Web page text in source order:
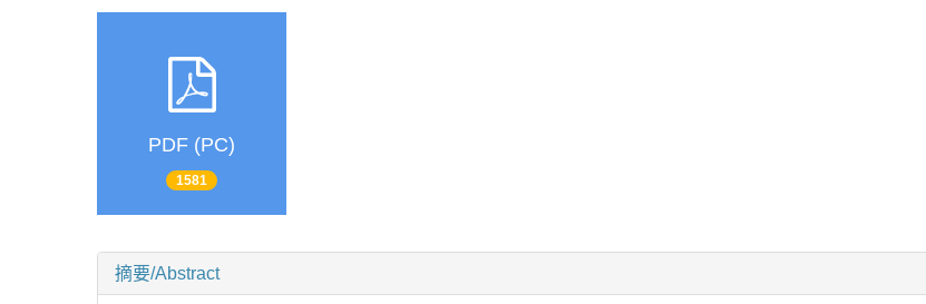
PDF (PC)
1581
摘要/Abstract